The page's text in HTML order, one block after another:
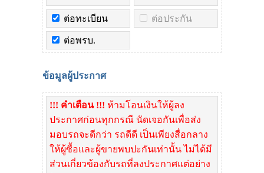
ต่อทะเบียน ต่อประกัน
ต่อพรบ.
ข้อมูลผู้ประกาศ
!!! คำเตือน !!! ห้ามโอนเงินให้ผู้ลง
ประกาศก่อนทุกกรณี นัดเจอกันเพื่อส่ง
มอบรถจะดีกว่า รถดีดี เป็นเพียงสื่อกลาง
ให้ผู้ซื้อและผู้ขายพบปะกันเท่านั้น ไม่ได้มี
ส่วนเกี่ยวข้องกับรถที่ลงประกาศแต่อย่าง